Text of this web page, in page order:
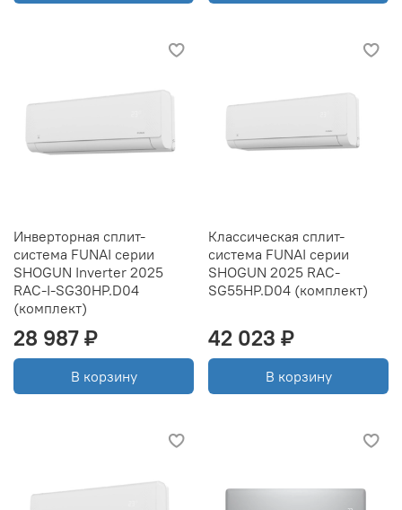
Инверторная сплит-
система FUNAI серии
SHOGUN Inverter 2025
RAC-I-SG30HP.D04
(комплект)
28 987 ₽
В корзину
Классическая сплит-
система FUNAI серии
SHOGUN 2025 RAC-
SG55HP.D04 (комплект)
42 023 ₽
В корзину